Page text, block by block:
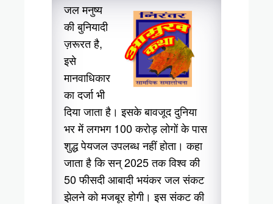
जल मनुष्य
की बुनियादी
ज़रूरत है,
इसे
मानवाधिकार
का दर्जा भी
दिया जाता है। इसके बावजूद दुनिया
भर में लगभग 100 करोड़ लोगों के पास
शुद्ध पेयजल उपलब्ध नहीं होता। कहा
जाता है कि सन् 2025 तक विश्व की
50 फीसदी आबादी भयंकर जल संकट
झेलने को मजबूर होगी। इस संकट की